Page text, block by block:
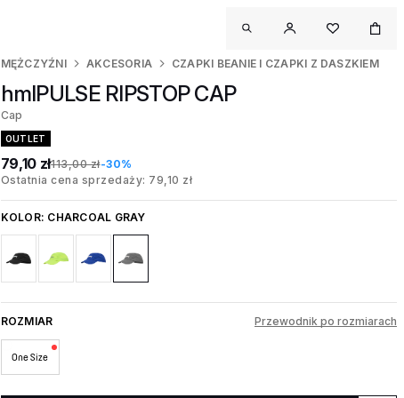
MĘŻCZYŹNI AKCESORIA CZAPKI BEANIE I CZAPKI Z DASZKIEM
hmlPULSE RIPSTOP CAP
Cap
OUTLET
79,10 zł113,00 zł-30%
Ostatnia cena sprzedaży: 79,10 zł
KOLOR: CHARCOAL GRAY
ROZMIAR Przewodnik po rozmiarach
One Size